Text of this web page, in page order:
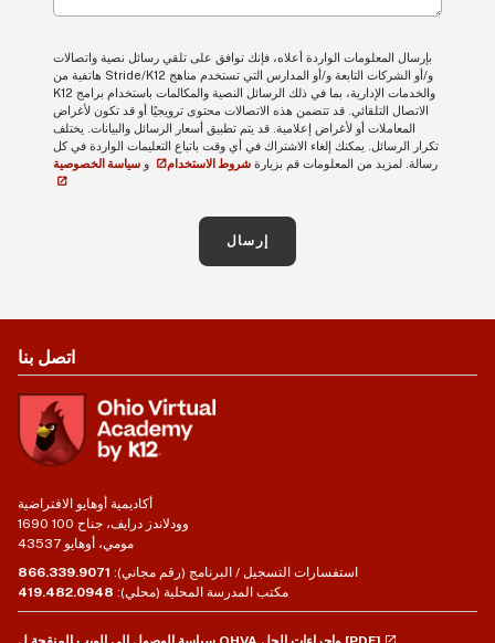
بإرسال المعلومات الواردة أعلاه، فإنك توافق على تلقي رسائل نصية واتصالات
هاتفية من Stride/K12 و/أو الشركات التابعة و/أو المدارس التي تستخدم مناهج
K12 والخدمات الإدارية، بما في ذلك الرسائل النصية والمكالمات باستخدام برامج
الاتصال التلقائي. قد تتضمن هذه الاتصالات محتوى ترويجيًا أو قد تكون لأغراض
المعاملات أو لأغراض إعلامية. قد يتم تطبيق أسعار الرسائل والبيانات. يختلف
تكرار الرسائل. يمكنك إلغاء الاشتراك في أي وقت باتباع التعليمات الواردة في كل
رسالة. لمزيد من المعلومات قم بزيارة شروط الاستخدام و سياسة الخصوصية
إرسال
اتصل بنا
أكاديمية أوهايو الافتراضية
1690 وودلاندز درايف، جناح 100
مومي، أوهايو 43537
استفسارات التسجيل / البرنامج (رقم مجاني): 866.339.9071
مكتب المدرسة المحلية (محلي): 419.482.0948